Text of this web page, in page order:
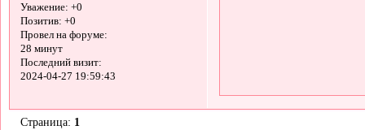
Уважение: +0
Позитив: +0
Провел на форуме:
28 минут
Последний визит:
2024-04-27 19:59:43
Страница: 1